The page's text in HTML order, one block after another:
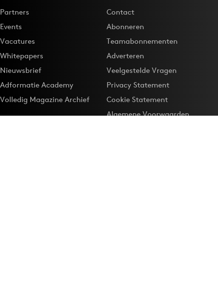
Partners
Events
Vacatures
Whitepapers
Nieuwsbrief
Adformatie Academy
Volledig Magazine Archief
Contact
Abonneren
Teamabonnementen
Adverteren
Veelgestelde Vragen
Privacy Statement
Cookie Statement
Algemene Voorwaarden